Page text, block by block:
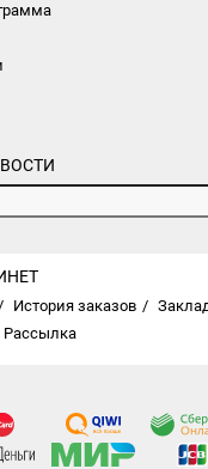
История заказов
Рассылка